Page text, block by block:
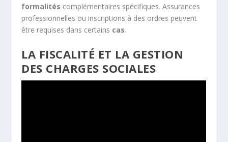
formalités complémentaires spécifiques. Assurances
professionnelles ou inscriptions à des ordres peuvent
être requises dans certains cas.
LA FISCALITÉ ET LA GESTION
DES CHARGES SOCIALES